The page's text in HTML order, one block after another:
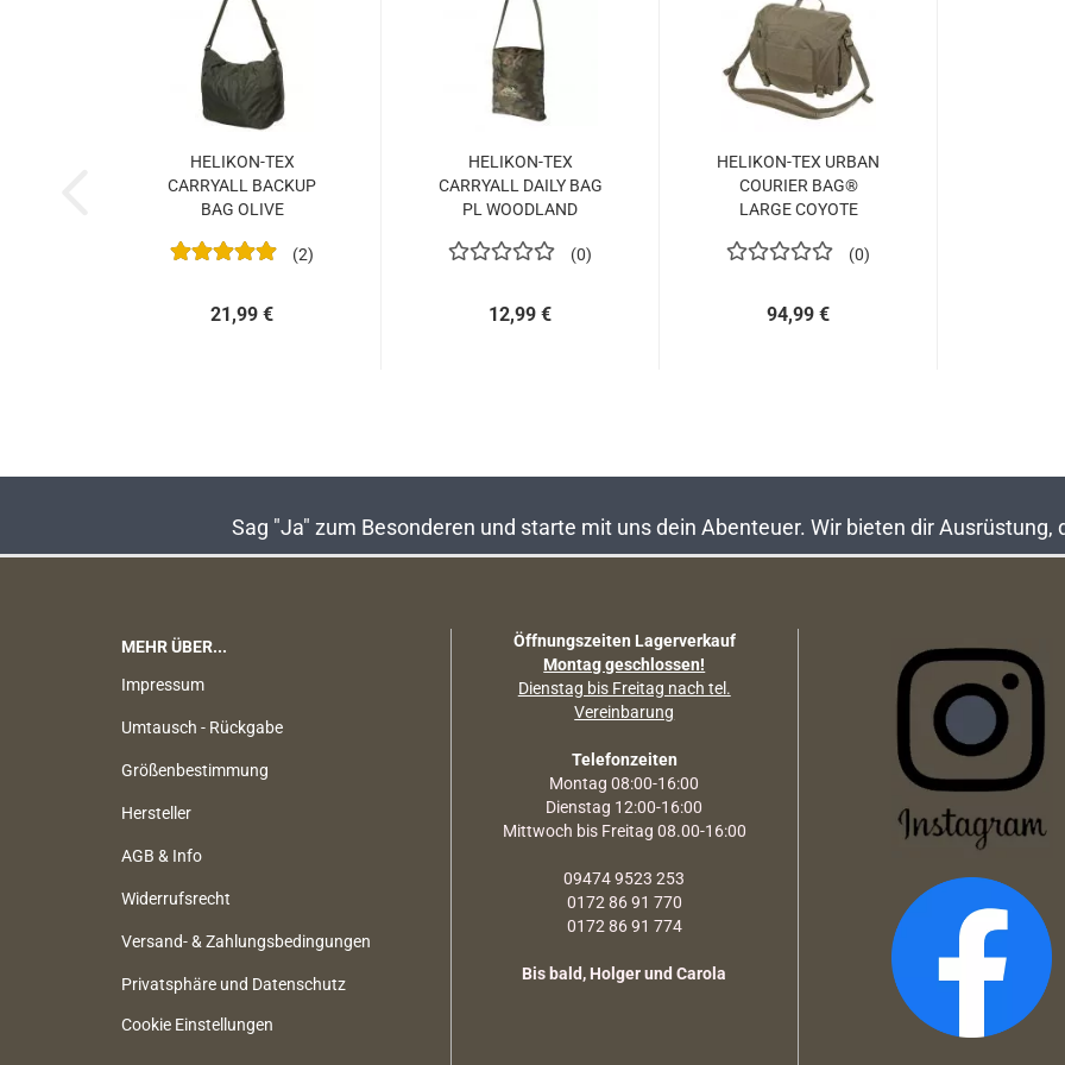
HELIKON-TEX
CARRYALL BACKUP
BAG OLIVE
2
21,99 €
HELIKON-TEX
CARRYALL DAILY BAG
PL WOODLAND
0
12,99 €
HELIKON-TEX URBAN
COURIER BAG®
LARGE COYOTE
0
94,99 €
Sag "Ja" zum Besonderen und starte mit uns dein Abenteuer. Wir bieten dir Ausrüstung,
MEHR ÜBER...
Impressum
Umtausch - Rückgabe
Größenbestimmung
Hersteller
AGB & Info
Widerrufsrecht
Versand- & Zahlungsbedingungen
Privatsphäre und Datenschutz
Cookie Einstellungen
Öffnungszeiten Lagerverkauf
Montag geschlossen!
Dienstag bis Freitag nach tel.
Vereinbarung
Telefonzeiten
Montag 08:00-16:00
Dienstag 12:00-16:00
Mittwoch bis Freitag 08.00-16:00
09474 9523 253
0172 86 91 770
0172 86 91 774
Bis bald, Holger und Carola